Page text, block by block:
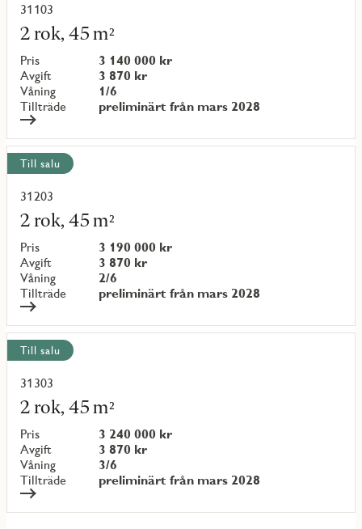
31103
2 rok, 45 m²
Pris
3 140 000 kr
Avgift
3 870 kr
Våning
1/6
Tillträde
preliminärt från mars 2028
Läs
mer
om
objekt
{objectNumber}
Till salu
31203
2 rok, 45 m²
Pris
3 190 000 kr
Avgift
3 870 kr
Våning
2/6
Tillträde
preliminärt från mars 2028
Läs
mer
om
objekt
{objectNumber}
Till salu
31303
2 rok, 45 m²
Pris
3 240 000 kr
Avgift
3 870 kr
Våning
3/6
Tillträde
preliminärt från mars 2028
Läs
mer
om
objekt
{objectNumber}